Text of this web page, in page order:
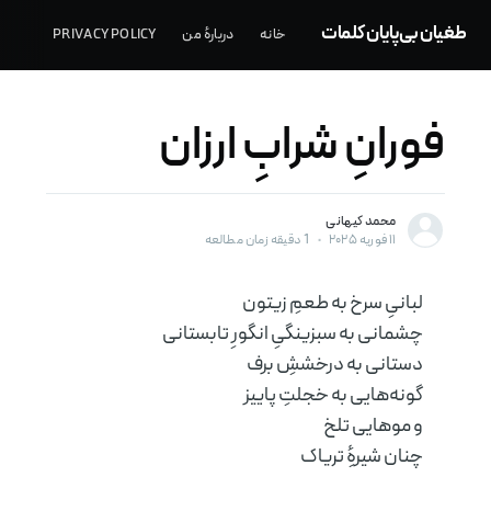
طغیان بی‌پایان کلمات خانه دربارهٔ من PRIVACY POLICY
فورانِ شرابِ ارزان
محمد کیهانی
۱۱ فوریه ۲۰۲۵
•
لبانیِ سرخ به طعمِ زیتون
چشمانی به سبزینگیِ انگورِ تابستانی
دستانی به درخششِ برف
گونه‌هایی به خجلتِ پاییز
و مو‌هایی تلخ
چنان شیرهِٔ تریاک